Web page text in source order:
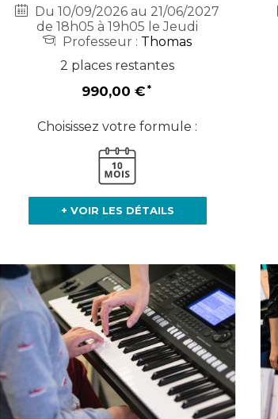
Du 10/09/2026 au 21/06/2027
de 18h05 à 19h05 le Jeudi
Professeur : Thomas
2 places restantes
990,00 €
Choisissez votre formule :
+ VOIR LES DÉTAILS